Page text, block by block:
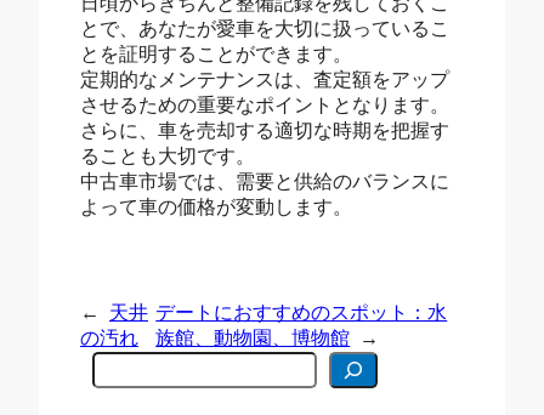
とで、あなたが愛車を大切に扱っているこ
とを証明することができます。
定期的なメンテナンスは、査定額をアップ
させるための重要なポイントとなります。
さらに、車を売却する適切な時期を把握す
ることも大切です。
中古車市場では、需要と供給のバランスに
よって車の価格が変動します。
←
天井
の汚れ
デートにおすすめのスポット：水
族館、動物園、博物館
→
C
e